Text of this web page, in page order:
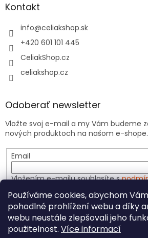
Používáme cookies, abychom
pohodlné prohlížení webu a díky
webu neustále zlepšovali jeho
použitelnost. Více informací
Kontakt
info@celiakshop.sk
+420 601 101 445
CeliakShop.cz
celiakshop.cz
Odoberať newsletter
Vložte svoj e-mail a my Vám budeme
nových produktoch na našom e-shope.
Email
Vložením e-mailu souhlasíte s
PRIHLÁSIŤ SA